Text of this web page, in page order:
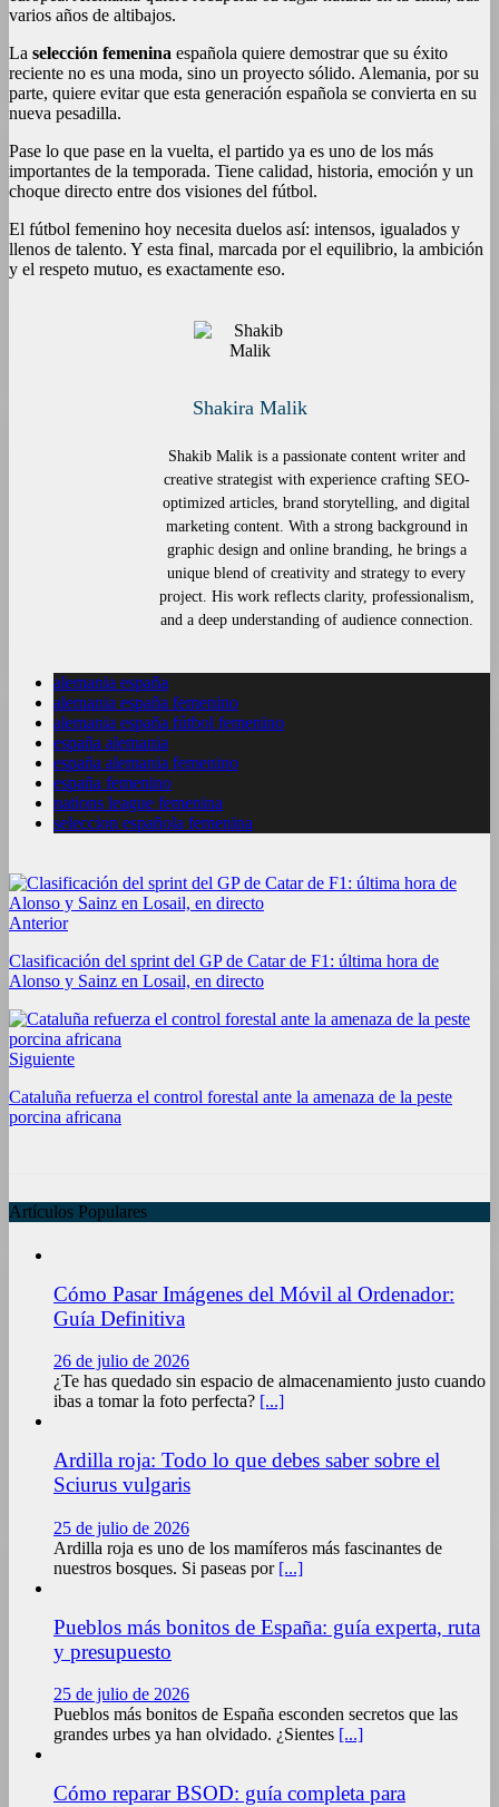
varios años de altibajos.
La selección femenina española quiere demostrar que su éxito
reciente no es una moda, sino un proyecto sólido. Alemania, por su
parte, quiere evitar que esta generación española se convierta en su
nueva pesadilla.
Pase lo que pase en la vuelta, el partido ya es uno de los más
importantes de la temporada. Tiene calidad, historia, emoción y un
choque directo entre dos visiones del fútbol.
El fútbol femenino hoy necesita duelos así: intensos, igualados y
llenos de talento. Y esta final, marcada por el equilibrio, la ambición
y el respeto mutuo, es exactamente eso.
Shakira Malik
Shakib Malik is a passionate content writer and
creative strategist with experience crafting SEO-
optimized articles, brand storytelling, and digital
marketing content. With a strong background in
graphic design and online branding, he brings a
unique blend of creativity and strategy to every
project. His work reflects clarity, professionalism,
and a deep understanding of audience connection.
alemania españa
alemania españa femenino
alemania españa fútbol femenino
españa alemania
españa alemania femenino
españa femenino
nations league femenina
seleccion española femenina
Anterior
Clasificación del sprint del GP de Catar de F1: última hora de
Alonso y Sainz en Losail, en directo
Siguiente
Cataluña refuerza el control forestal ante la amenaza de la peste
porcina africana
Artículos Populares
Cómo Pasar Imágenes del Móvil al Ordenador:
Guía Definitiva
26 de julio de 2026
¿Te has quedado sin espacio de almacenamiento justo cuando
ibas a tomar la foto perfecta? [...]
Ardilla roja: Todo lo que debes saber sobre el
Sciurus vulgaris
25 de julio de 2026
Ardilla roja es uno de los mamíferos más fascinantes de
nuestros bosques. Si paseas por [...]
Pueblos más bonitos de España: guía experta, ruta
y presupuesto
25 de julio de 2026
Pueblos más bonitos de España esconden secretos que las
grandes urbes ya han olvidado. ¿Sientes [...]
Cómo reparar BSOD: guía completa para